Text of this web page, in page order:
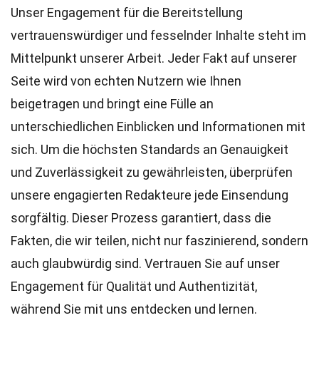
Unser Engagement für die Bereitstellung
vertrauenswürdiger und fesselnder Inhalte steht im
Mittelpunkt unserer Arbeit. Jeder Fakt auf unserer
Seite wird von echten Nutzern wie Ihnen
beigetragen und bringt eine Fülle an
unterschiedlichen Einblicken und Informationen mit
sich. Um die höchsten Standards an Genauigkeit
und Zuverlässigkeit zu gewährleisten, überprüfen
unsere engagierten Redakteure jede Einsendung
sorgfältig. Dieser Prozess garantiert, dass die
Fakten, die wir teilen, nicht nur faszinierend, sondern
auch glaubwürdig sind. Vertrauen Sie auf unser
Engagement für Qualität und Authentizität,
während Sie mit uns entdecken und lernen.